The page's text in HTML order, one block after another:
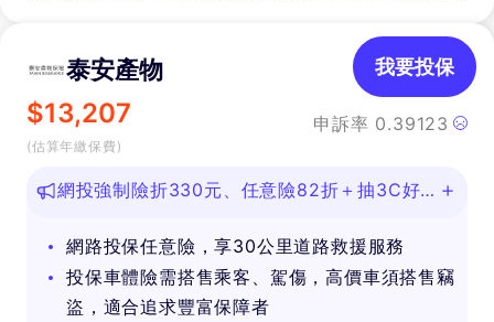
泰安產物
$13,207
(估算年繳保費)
申訴率 0.39123
我要投保
網投強制險折330元、任意險82折＋抽3C好
網路投保任意險，享30公里道路救援服務
投保車體險需搭售乘客、駕傷，高價車須搭售竊
盜，適合追求豐富保障者